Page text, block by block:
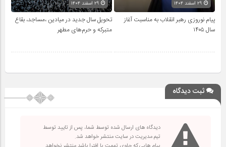
پیام نوروزی رهبر انقلاب به مناسبت آغاز
سال ۱۴۰۵
تحویل سال‌ جدید در میادین ،مساجد، بقاع
متبرکه‌ و حرم‌های‌ مطهر
ثبت دیدگاه
دیدگاه های ارسال شده توسط شما، پس از تایید توسط
تیم مدیریت در سایت منتشر خواهد شد.